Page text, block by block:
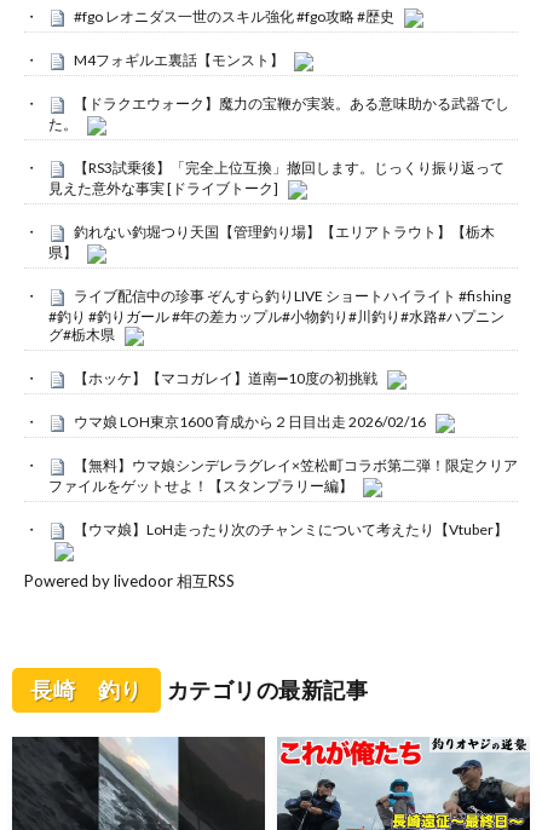
#fgo レオニダス一世のスキル強化 #fgo攻略 #歴史
M4フォギルエ裏話【モンスト】
【ドラクエウォーク】魔力の宝鞭が実装。ある意味助かる武器でし
た。
【RS3試乗後】「完全上位互換」撤回します。じっくり振り返って
見えた意外な事実 [ドライブトーク]
釣れない釣堀つり天国【管理釣り場】【エリアトラウト】【栃木
県】
ライブ配信中の珍事 ぞんすら釣りLIVE ショートハイライト #fishing
#釣り #釣りガール #年の差カップル#小物釣り#川釣り#水路#ハプニン
グ#栃木県
【ホッケ】【マコガレイ】道南➖10度の初挑戦
ウマ娘 LOH東京1600 育成から２日目出走 2026/02/16
【無料】ウマ娘シンデレラグレイ×笠松町コラボ第二弾！限定クリア
ファイルをゲットせよ！【スタンプラリー編】
【ウマ娘】LoH走ったり次のチャンミについて考えたり【Vtuber】
Powered by livedoor 相互RSS
長崎 釣り カテゴリの最新記事